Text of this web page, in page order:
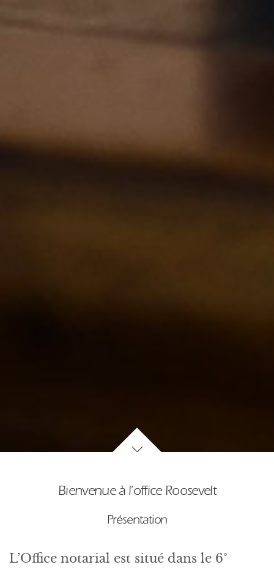
Bienvenue à l'office Roosevelt
Présentation
L’Office notarial est situé dans le 6°